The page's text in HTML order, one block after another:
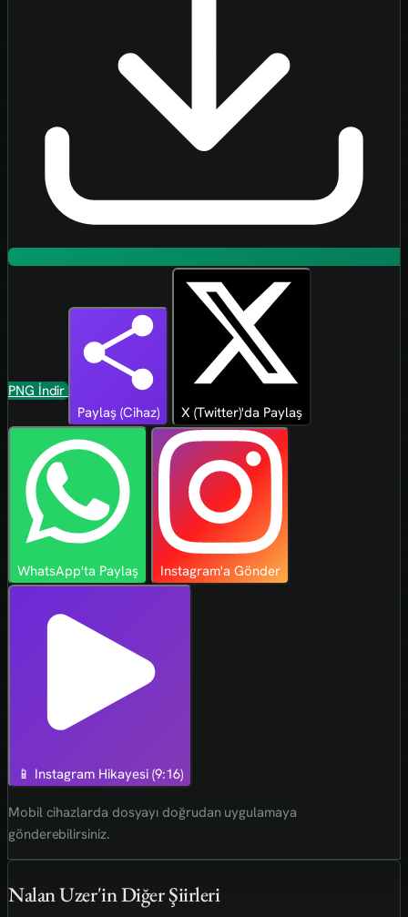
PNG İndir
Paylaş (Cihaz)
X (Twitter)'da Paylaş
WhatsApp'ta Paylaş Instagram'a Gönder
📱 Instagram Hikayesi (9:16)
Mobil cihazlarda dosyayı doğrudan uygulamaya
gönderebilirsiniz.
Nalan Uzer'in Diğer Şiirleri